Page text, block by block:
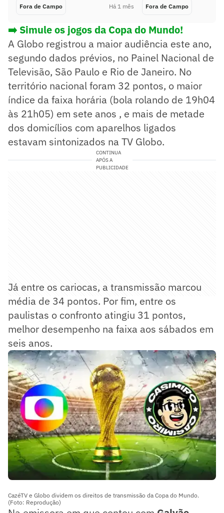
Fora de Campo Há 1 mês Fora de Campo
➡️ Simule os jogos da Copa do Mundo!
A Globo registrou a maior audiência este ano,
segundo dados prévios, no Painel Nacional de
Televisão, São Paulo e Rio de Janeiro. No
território nacional foram 32 pontos, o maior
índice da faixa horária (bola rolando de 19h04
às 21h05) em sete anos , e mais de metade
dos domicílios com aparelhos ligados
estavam sintonizados na TV Globo.
CONTINUA
APÓS A
PUBLICIDADE
Já entre os cariocas, a transmissão marcou
média de 34 pontos. Por fim, entre os
paulistas o confronto atingiu 31 pontos,
melhor desempenho na faixa aos sábados em
seis anos.
CazéTV e Globo dividem os direitos de transmissão da Copa do Mundo.
(Foto: Reprodução)